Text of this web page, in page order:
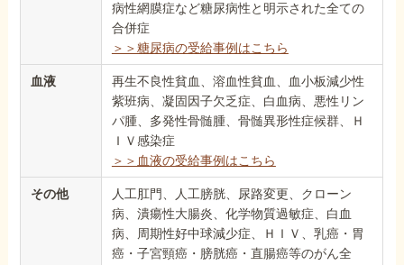
病性網膜症など糖尿病性と明示された全ての
合併症
＞＞糖尿病の受給事例はこちら
血液
再生不良性貧血、溶血性貧血、血小板減少性
紫班病、凝固因子欠乏症、白血病、悪性リン
パ腫、多発性骨髄腫、骨髄異形性症候群、Ｈ
ＩＶ感染症
＞＞血液の受給事例はこちら
その他
人工肛門、人工膀胱、尿路変更、クローン
病、潰瘍性大腸炎、化学物質過敏症、白血
病、周期性好中球減少症、ＨＩＶ、乳癌・胃
癌・子宮頸癌・膀胱癌・直腸癌等のがん全